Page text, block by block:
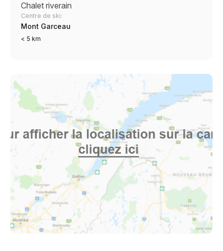
Chalet riverain
Centre de ski:
Mont Garceau
< 5 km